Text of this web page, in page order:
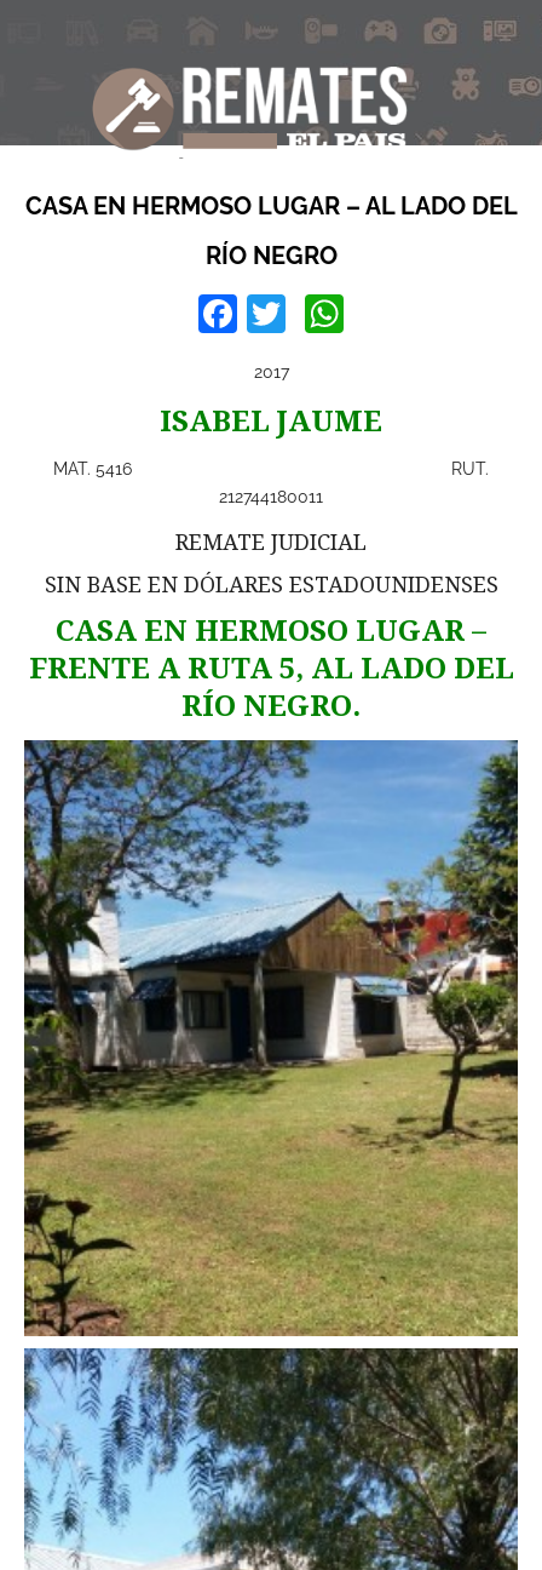
CASA EN HERMOSO LUGAR – AL LADO DEL
RÍO NEGRO
Facebook
Twitter
2017
ISABEL JAUME
MAT. 5416 RUT.
212744180011
REMATE JUDICIAL
SIN BASE EN DÓLARES ESTADOUNIDENSES
CASA EN HERMOSO LUGAR –
FRENTE A RUTA 5, AL LADO DEL
RÍO NEGRO.